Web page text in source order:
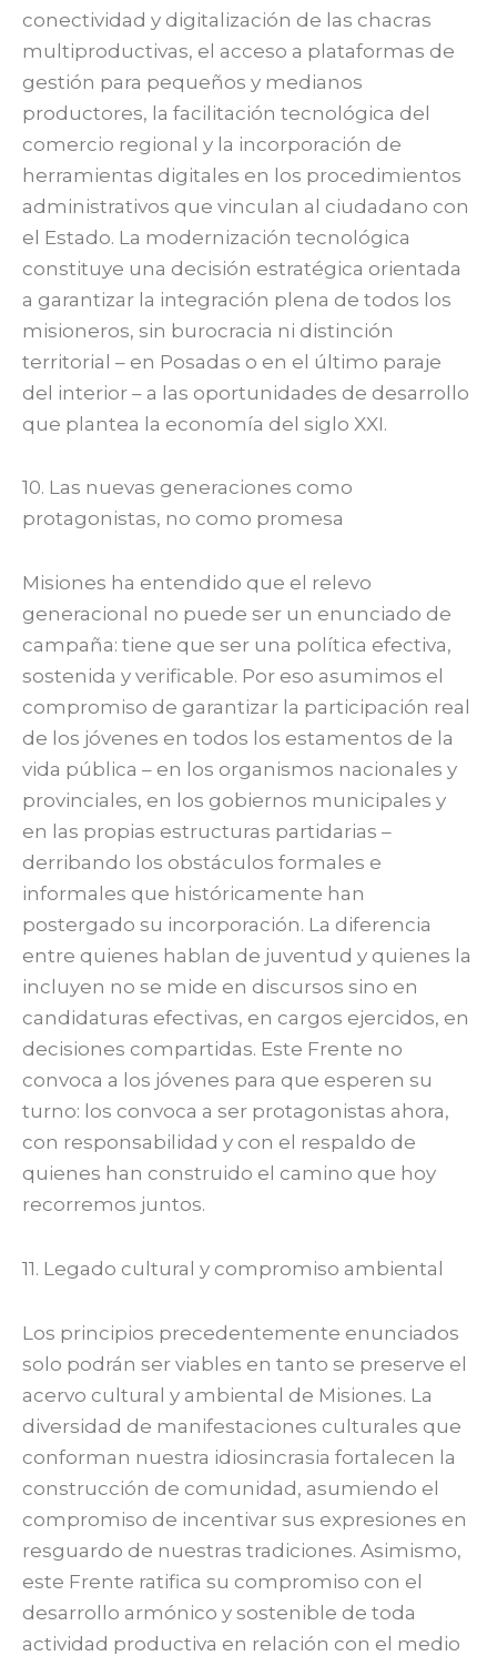
conectividad y digitalización de las chacras
multiproductivas, el acceso a plataformas de
gestión para pequeños y medianos
productores, la facilitación tecnológica del
comercio regional y la incorporación de
herramientas digitales en los procedimientos
administrativos que vinculan al ciudadano con
el Estado. La modernización tecnológica
constituye una decisión estratégica orientada
a garantizar la integración plena de todos los
misioneros, sin burocracia ni distinción
territorial – en Posadas o en el último paraje
del interior – a las oportunidades de desarrollo
que plantea la economía del siglo XXI.
10. Las nuevas generaciones como
protagonistas, no como promesa
Misiones ha entendido que el relevo
generacional no puede ser un enunciado de
campaña: tiene que ser una política efectiva,
sostenida y verificable. Por eso asumimos el
compromiso de garantizar la participación real
de los jóvenes en todos los estamentos de la
vida pública – en los organismos nacionales y
provinciales, en los gobiernos municipales y
en las propias estructuras partidarias –
derribando los obstáculos formales e
informales que históricamente han
postergado su incorporación. La diferencia
entre quienes hablan de juventud y quienes la
incluyen no se mide en discursos sino en
candidaturas efectivas, en cargos ejercidos, en
decisiones compartidas. Este Frente no
convoca a los jóvenes para que esperen su
turno: los convoca a ser protagonistas ahora,
con responsabilidad y con el respaldo de
quienes han construido el camino que hoy
recorremos juntos.
11. Legado cultural y compromiso ambiental
Los principios precedentemente enunciados
solo podrán ser viables en tanto se preserve el
acervo cultural y ambiental de Misiones. La
diversidad de manifestaciones culturales que
conforman nuestra idiosincrasia fortalecen la
construcción de comunidad, asumiendo el
compromiso de incentivar sus expresiones en
resguardo de nuestras tradiciones. Asimismo,
este Frente ratifica su compromiso con el
desarrollo armónico y sostenible de toda
actividad productiva en relación con el medio